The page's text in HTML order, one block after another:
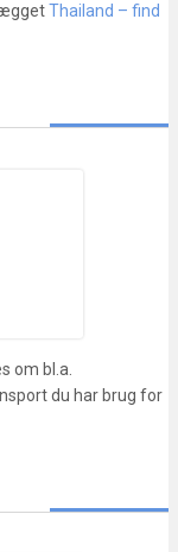
Thailand – find
om bl.a.
du har brug for